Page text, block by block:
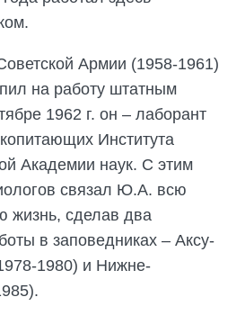
Армии (1958-1961)
на работу штатным
1962 г. он – лаборант
Института
Академии наук. С этим
связал Ю.А. всю
жизнь, сделав два
в заповедниках – Аксу-
1980) и Нижне-